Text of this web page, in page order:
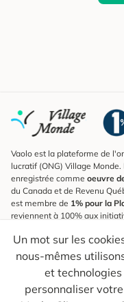
Un mot sur les
nous-mêmes
et
personnaliser
Vaolo est la plateforme de
lucratif (ONG) Village
enregistrée comme oeuvre
du Canada et de Revenu
est membre de 1% pour la
reviennent à 100% aux
S'inscrire à l'infolettre
Pour connaître les
astuces pour des voyages
Ton courriel